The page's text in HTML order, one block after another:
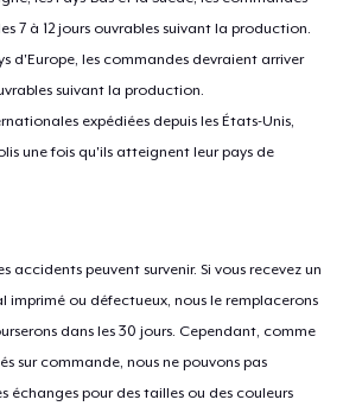
7 à 12 jours ouvrables suivant la production.
d'Europe, les commandes devraient arriver
suivant la production.
expédiées depuis les États-Unis,
une fois qu'ils atteignent leur pays de
accidents peuvent survenir. Si vous recevez un
ou défectueux, nous le remplacerons
dans les 30 jours. Cependant, comme
sur commande, nous ne pouvons pas
échanges pour des tailles ou des couleurs